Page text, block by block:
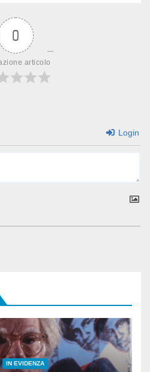
0
articolo
Login
IN EVIDENZA